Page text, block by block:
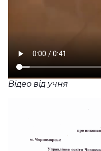
Відео від учня